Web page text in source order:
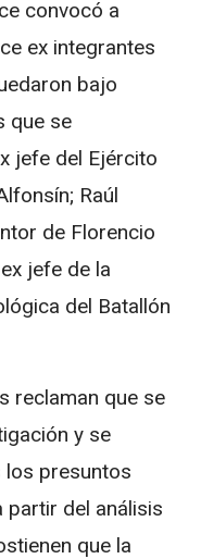
convocó a
ex integrantes
bajo
que se
jefe del Ejército
Raúl
de Florencio
jefe de la
del Batallón
reclaman que se
y se
los presuntos
del análisis
que la